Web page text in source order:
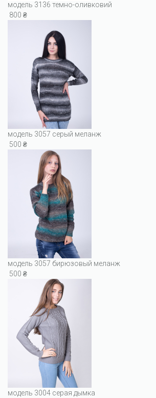
модель 3136 темно-оливковий
800 ₴
модель 3057 серый меланж
500 ₴
модель 3057 бирюзовый меланж
500 ₴
модель 3004 серая дымка